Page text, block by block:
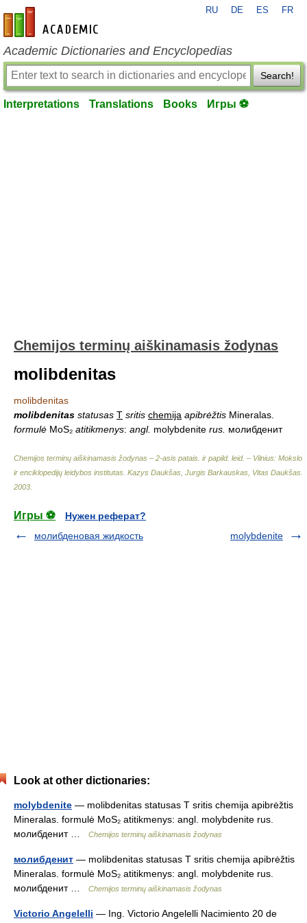
en-academic.com
RU DE ES FR
Academic Dictionaries and Encyclopedias
Search!
Interpretations Translations Books Игры ⚽
Chemijos terminų aiškinamasis žodynas
molibdenitas
molibdenitas
molibdenitas statusas T sritis chemija apibrėžtis Mineralas.
formulė MoS₂ atitikmenys: angl. molybdenite rus. молибденит
Chemijos terminų aiškinamasis žodynas – 2-asis patais. ir papild. leid. – Vilnius: Mokslo
ir enciklopedijų leidybos institutas Kazys Daukšas, Jurgis Barkauskas, Vitas Daukšas
2003
Игры ⚽
Нужен реферат?
молибденовая жидкость
molybdenite
Look at other dictionaries:
molybdenite — molibdenitas statusas T sritis chemija apibrėžtis
Mineralas. formulė MoS₂ atitikmenys: angl. molybdenite rus.
молибденит …
Chemijos terminų aiškinamasis žodynas
молибденит — molibdenitas statusas T sritis chemija apibrėžtis
Mineralas. formulė MoS₂ atitikmenys: angl. molybdenite rus.
молибденит …
Chemijos terminų aiškinamasis žodynas
Victorio Angelelli — Ing. Victorio Angelelli Nacimiento 20 de